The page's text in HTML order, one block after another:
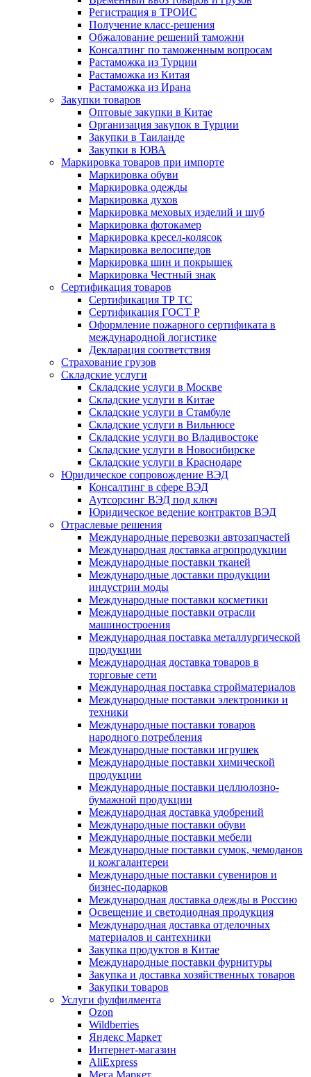
Регистрация в ТРОИС
Получение класс-решения
Обжалование решений таможни
Консалтинг по таможенным вопросам
Растаможка из Турции
Растаможка из Китая
Растаможка из Ирана
Закупки товаров
Оптовые закупки в Китае
Организация закупок в Турции
Закупки в Таиланде
Закупки в ЮВА
Маркировка товаров при импорте
Маркировка обуви
Маркировка одежды
Маркировка духов
Маркировка меховых изделий и шуб
Маркировка фотокамер
Маркировка кресел-колясок
Маркировка велосипедов
Маркировка шин и покрышек
Маркировка Честный знак
Сертификация товаров
Сертификация ТР ТС
Сертификация ГОСТ Р
Оформление пожарного сертификата в
международной логистике
Декларация соответствия
Страхование грузов
Складские услуги
Складские услуги в Москве
Складские услуги в Китае
Складские услуги в Стамбуле
Складские услуги в Вильнюсе
Складские услуги во Владивостоке
Складские услуги в Новосибирске
Складские услуги в Краснодаре
Юридическое сопровождение ВЭД
Консалтинг в сфере ВЭД
Аутсорсинг ВЭД под ключ
Юридическое ведение контрактов ВЭД
Отраслевые решения
Международные перевозки автозапчастей
Международная доставка агропродукции
Международные поставки тканей
Международные доставки продукции
индустрии моды
Международные поставки косметики
Международные поставки отрасли
машиностроения
Международная поставка металлургической
продукции
Международная доставка товаров в
торговые сети
Международная поставка стройматериалов
Международные поставки электроники и
техники
Международные поставки товаров
народного потребления
Международные поставки игрушек
Международные поставки химической
продукции
Международные поставки целлюлозно-
бумажной продукции
Международная доставка удобрений
Международные поставки обуви
Международные поставки мебели
Международные поставки сумок, чемоданов
и кожгалантереи
Международные поставки сувениров и
бизнес-подарков
Международная доставка одежды в Россию
Освещение и светодиодная продукция
Международная доставка отделочных
материалов и сантехники
Закупка продуктов в Китае
Международные поставки фурнитуры
Закупка и доставка хозяйственных товаров
Закупки товаров
Услуги фулфилмента
Ozon
Wildberries
Яндекс Маркет
Интернет-магазин
AliExpress
Мега Маркет